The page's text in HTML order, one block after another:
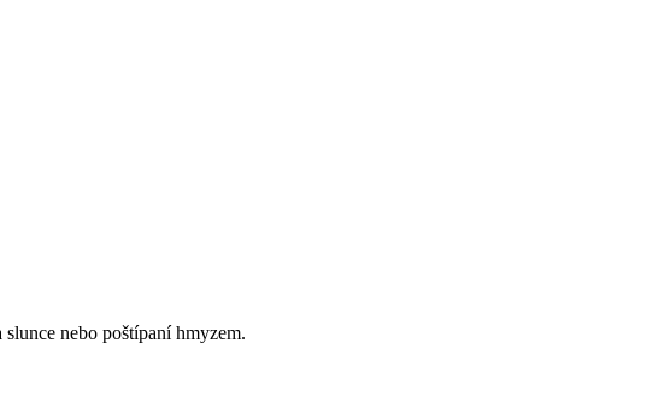
nebo poštípaní hmyzem.